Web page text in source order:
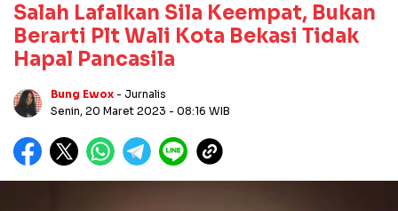
Salah Lafalkan Sila Keempat, Bukan
Berarti Plt Wali Kota Bekasi Tidak
Hapal Pancasila
Bung Ewox - Jurnalis
Senin, 20 Maret 2023 - 08:16 WIB